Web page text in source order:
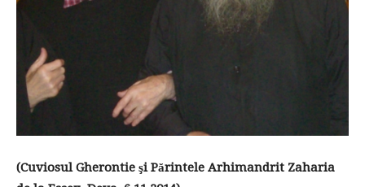
(Cuviosul Gherontie şi Părintele Arhimandrit Zaharia